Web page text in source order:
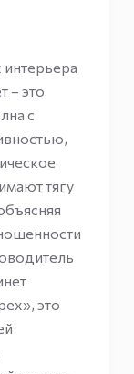
– это
с
тягу
это